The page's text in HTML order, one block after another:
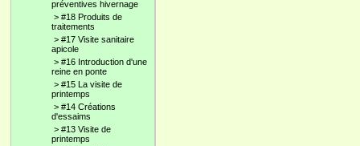
préventives hivernage
> #18 Produits de
traitements
> #17 Visite sanitaire
apicole
> #16 Introduction d'une
reine en ponte
> #15 La visite de
printemps
> #14 Créations
d'essaims
> #13 Visite de
printemps